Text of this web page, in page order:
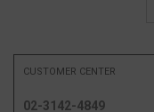
CUSTOMER CENTER
02-3142-4849